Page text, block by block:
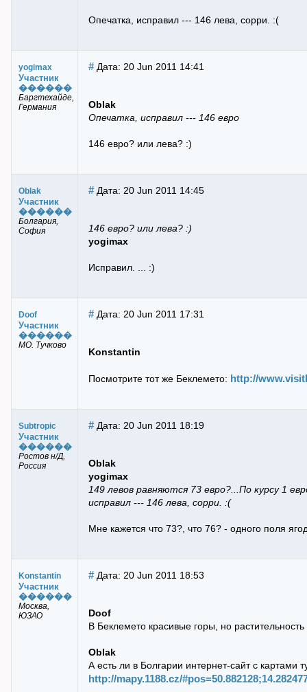
Опечатка, исправил --- 146 лева, сорри. :(
yogimax
Участник
������
Баргтехайде,
Германия
# Дата: 20 Jun 2011 14:41
Oblak
Опечатка, исправил --- 146 евро
146 eвро? или лева? :)
Oblak
Участник
������
Болгария,
София
# Дата: 20 Jun 2011 14:45
146 eвро? или лева? :)
yogimax
Исправил. ... :)
Doof
Участник
������
МО. Тучково
# Дата: 20 Jun 2011 17:31
Konstantin
Посмотрите тот же Беклемето: http://
Subtropic
Участник
������
Ростов н/Д,
Россия
# Дата: 20 Jun 2011 18:19
Oblak
yogimax
149 левов равняются 73 евро?...По курсу 1
исправил --- 146 лева, сорри. :(
Мне кажется что 73?, что 76? - одного поля
Konstantin
Участник
������
Москва,
ЮЗАО
# Дата: 20 Jun 2011 18:53
Doof
В Беклемето красивые горы, но
Oblak
А есть ли в Болгарии интернет-сайт с картами
http://mapy.1188.cz/